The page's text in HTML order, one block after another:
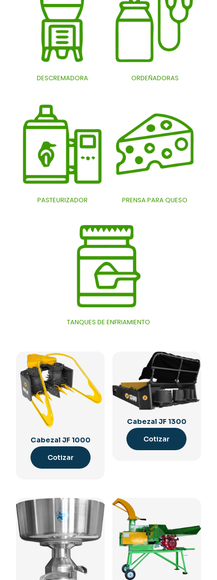
DESCREMADORA ORDEÑADORAS
PASTEURIZADOR PRENSA PARA QUESO
TANQUES DE ENFRIAMIENTO
Cabezal JF 1000
Cotizar
Cabezal JF 1300
Cotizar